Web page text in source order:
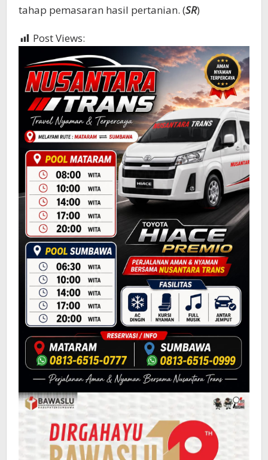
tahap pemasaran hasil pertanian. (SR)
Post Views: